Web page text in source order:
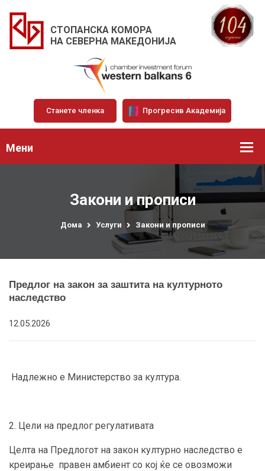
СТОПАНСКА КОМОРА
НА СЕВЕРНА МАКЕДОНИЈА
Станете членка Прогресив Академија
Мени
Закони и прописи
Дома Услуги Закони и прописи
Предлог на закон за заштита на културното
наследство
12.05.2026
Надлежно е Министерство за култура.
2. Цели на предлог регулативата
Целта на Предлогот на закон културно наследство е
креирање правен амбиент со кој ќе се овозможи